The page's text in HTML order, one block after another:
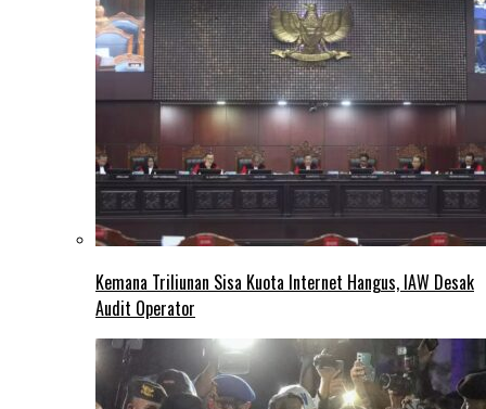
Kemana Triliunan Sisa Kuota Internet Hangus, IAW Desak
Audit Operator